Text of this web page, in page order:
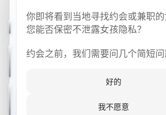
你即将看到当地寻找约会或兼职的
您能否保密不泄露女孩隐私？
约会之前，我们需要问几个简短问
好的
我不愿意